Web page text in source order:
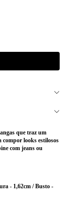
que traz um
compor looks estilosos
com jeans ou
- 1,62cm / Busto -